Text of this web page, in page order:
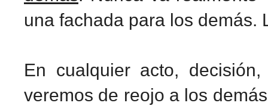
una fachada para los demás.
En cualquier acto,
veremos de reojo a los